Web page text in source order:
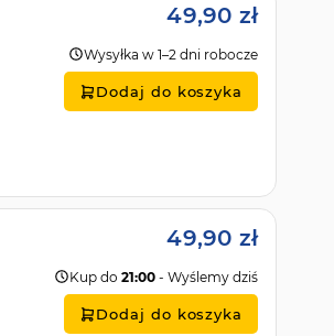
49,90 zł
Wysyłka w 1–2 dni robocze
Dodaj do koszyka
49,90 zł
Kup do 21:00 - Wyślemy dziś
Dodaj do koszyka